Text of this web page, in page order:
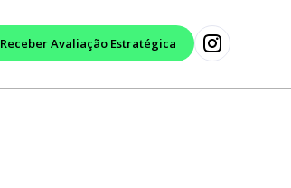
Receber Avaliação Estratégica